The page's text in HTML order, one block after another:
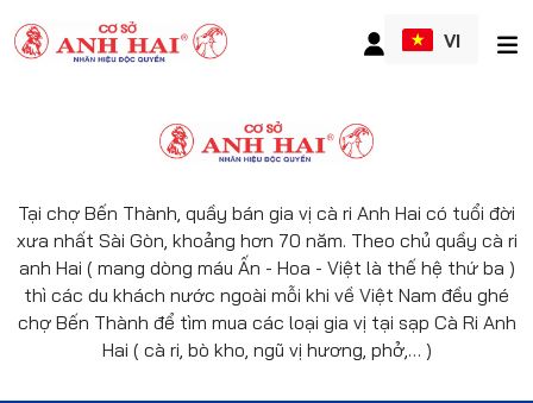
VI
Tại chợ Bến Thành, quầy bán gia vị cà ri Anh Hai có tuổi đời
xưa nhất Sài Gòn, khoảng hơn 70 năm. Theo chủ quầy cà ri
anh Hai ( mang dòng máu Ấn - Hoa - Việt là thế hệ thứ ba )
thì các du khách nước ngoài mỗi khi về Việt Nam đều ghé
chợ Bến Thành để tìm mua các loại gia vị tại sạp Cà Ri Anh
Hai ( cà ri, bò kho, ngũ vị hương, phở,… )